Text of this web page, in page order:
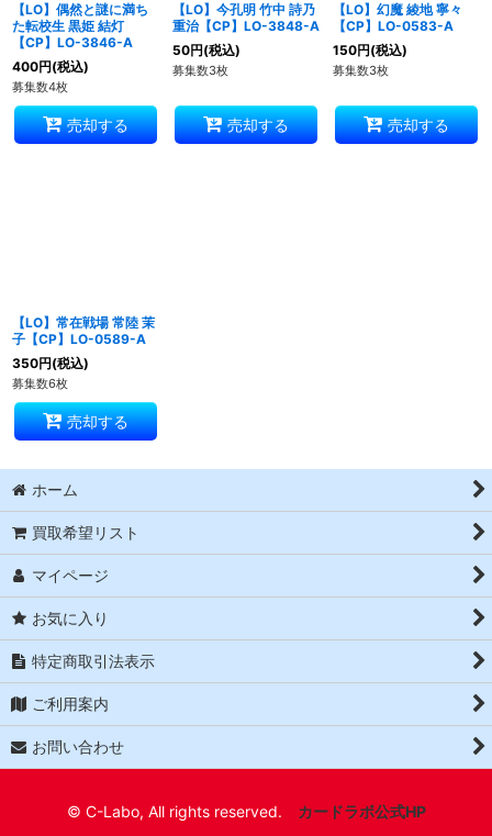
【LO】偶然と謎に満ち
た転校生 黒姫 結灯
【CP】LO-3846-A
400円(税込)
募集数4枚
売却する
【LO】今孔明 竹中 詩乃
重治【CP】LO-3848-A
50円(税込)
募集数3枚
売却する
【LO】幻魔 綾地 寧々
【CP】LO-0583-A
150円(税込)
募集数3枚
売却する
【LO】常在戦場 常陸 茉
子【CP】LO-0589-A
350円(税込)
募集数6枚
売却する
ホーム
買取希望リスト
マイページ
お気に入り
特定商取引法表示
ご利用案内
お問い合わせ
© C-Labo, All rights reserved. カードラボ公式HP